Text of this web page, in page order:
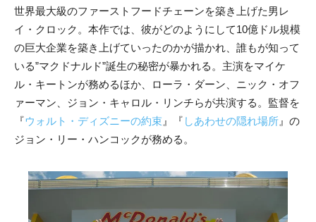
世界最大級のファーストフードチェーンを築き上げた男レ
イ・クロック。本作では、彼がどのようにして10億ドル規模
の巨大企業を築き上げていったのかが描かれ、 誰もが知って
いる”マクドナルド”誕生の秘密が暴かれる。主演をマイケ
ル・キートンが務めるほか、ローラ・ダーン、ニック・オフ
ァーマン、ジョン・キャロル・リンチらが共演する。監督を
『ウォルト・ディズニーの約束 』『 しあわせの隠れ場所 』の
ジョン・リー・ハンコックが務める。